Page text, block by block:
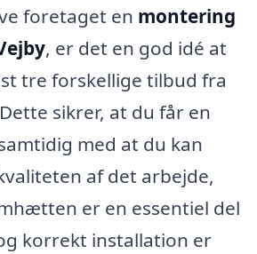
foretaget en montering
, er det en god idé at
tre forskellige tilbud fra
sikrer, at du får en
med at du kan
af det arbejde,
er en essentiel del
korrekt installation er